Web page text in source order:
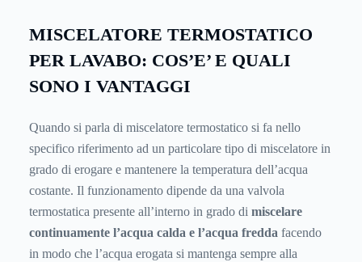
MISCELATORE TERMOSTATICO
PER LAVABO: COS’E’ E QUALI
SONO I VANTAGGI
Quando si parla di miscelatore termostatico si fa nello
specifico riferimento ad un particolare tipo di miscelatore in
grado di erogare e mantenere la temperatura dell’acqua
costante. Il funzionamento dipende da una valvola
termostatica presente all’interno in grado di miscelare
continuamente l’acqua calda e l’acqua fredda facendo
in modo che l’acqua erogata si mantenga sempre alla